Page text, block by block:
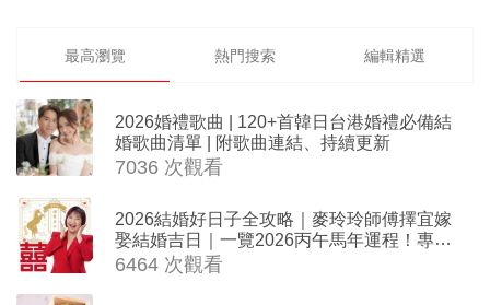
最高瀏覽 熱門搜索 編輯精選
2026婚禮歌曲 | 120+首韓日台港婚禮必備結
婚歌曲清單 | 附歌曲連結、持續更新
7036 次觀看
2026結婚好日子全攻略｜麥玲玲師傅擇宜嫁
娶結婚吉日｜一覽2026丙午馬年運程！專業
擇日結婚+避開沖煞生肖指南
6464 次觀看